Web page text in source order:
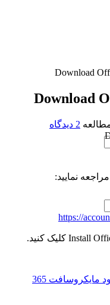
2 دیدگاه
https://
دانلود مایکروسافت 365